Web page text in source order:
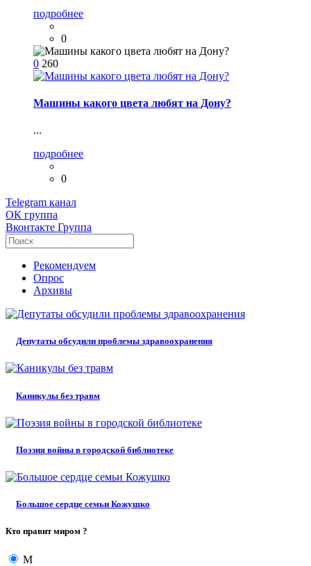
подробнее
0
0 260
Машины какого цвета любят на Дону?
...
подробнее
0
Telegram канал
ОК группа
Вконтакте Группа
Рекомендуем
Опрос
Архивы
Депутаты обсудили проблемы здравоохранения
Каникулы без травм
Поэзия войны в городской библиотеке
Большое сердце семьи Кожушко
Кто правит миром ?
М